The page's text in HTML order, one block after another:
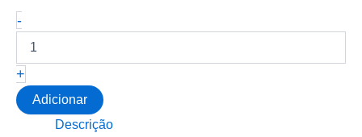
-
de
SWAG
LADY
EXTERIOR
PLASTIC
TIRE
DRESSING
+
Adicionar
Descrição